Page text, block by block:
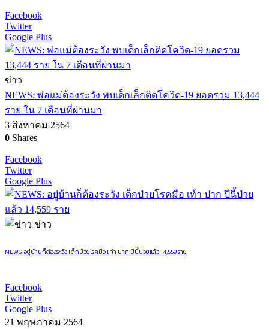
Facebook
Twitter
Google Plus
ข่าว
NEWS: พ่อแม่ต้องระวัง พบเด็กเล็กติดโควิด-19 ยอดรวม 13,444
ราย ใน 7 เดือนที่ผ่านมา
3 สิงหาคม 2564
0 Shares
Facebook
Twitter
Google Plus
ข่าว
NEWS: อยู่บ้านก็ต้องระวัง เด็กป่วยโรคมือ เท้า ปาก ปีนี้ป่วยแล้ว 14,559 ราย
Facebook
Twitter
Google Plus
21 พฤษภาคม 2564